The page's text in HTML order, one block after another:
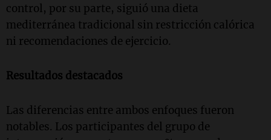
control, por su parte, siguió una dieta
mediterránea tradicional sin restricción calórica
ni recomendaciones de ejercicio.
Resultados destacados
Las diferencias entre ambos enfoques fueron
notables. Los participantes del grupo de